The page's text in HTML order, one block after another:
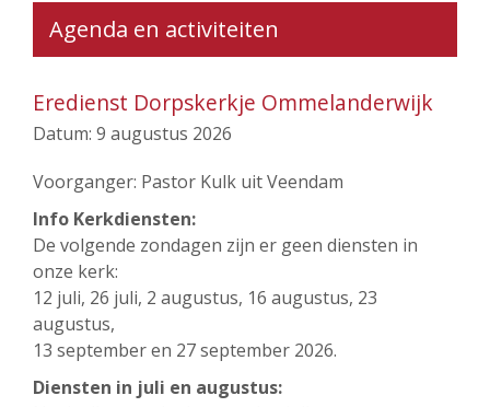
Agenda en activiteiten
Eredienst Dorpskerkje Ommelanderwijk
Datum: 9 augustus 2026
Voorganger: Pastor Kulk uit Veendam
Info Kerkdiensten:
De volgende zondagen zijn er geen diensten in
onze kerk:
12 juli, 26 juli, 2 augustus, 16 augustus, 23
augustus,
13 september en 27 september 2026.
Diensten in juli en augustus: